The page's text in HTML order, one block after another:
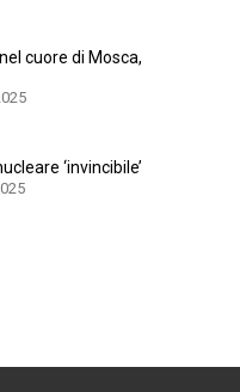
cuore di Mosca,
‘invincibile’